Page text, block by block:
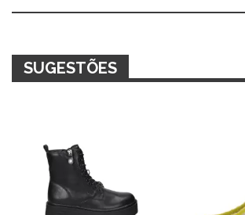
Alternative:
SUGESTÕES